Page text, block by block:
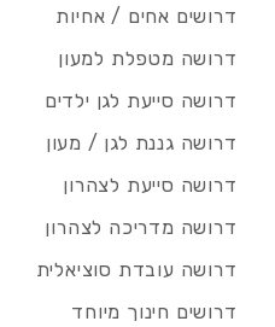
דרושים אחים / אחיות
דרושה מטפלת למעון
דרושה סייעת לגן ילדים
דרושה גננת לגן / מעון
דרושה סייעת לצהרון
דרושה מדריכה לצהרון
דרושה עובדת סוציאלית
דרושים חינוך מיוחד